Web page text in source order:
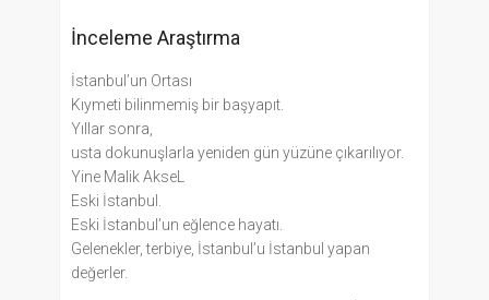
İnceleme Araştırma
İstanbul’un Ortası
Kıymeti bilinmemiş bir başyapıt.
Yıllar sonra,
usta dokunuşlarla yeniden gün yüzüne çıkarılıyor.
Yine Malik AkseL
Eski İstanbul.
Eski İstanbul’un eğlence hayatı.
Gelenekler, terbiye, İstanbul’u İstanbul yapan
değerler.